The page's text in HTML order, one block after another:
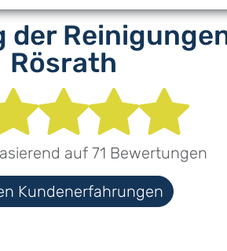
Rösrath
auf 71 Bewertungen
Kundenerfahrungen